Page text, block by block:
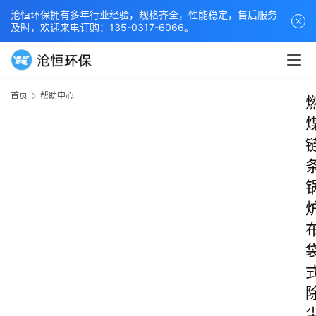
沧恒环保拥有多年行业经验，规格齐全，性能稳定，售后服务
及时，欢迎来电订购：135-0317-6066。
首页 帮助中心